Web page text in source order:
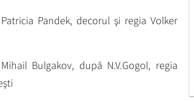
Pandek, decorul şi regia Volker
Bulgakov, după N.V.Gogol, regia